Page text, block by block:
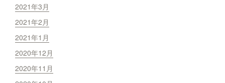
2021年3月
2021年2月
2021年1月
2020年12月
2020年11月